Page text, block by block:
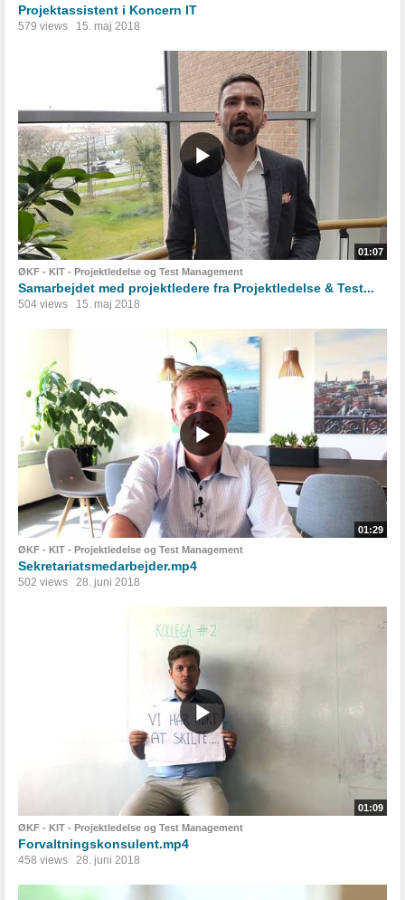
Projektassistent i Koncern IT
579 views 15. maj 2018
01:07
ØKF - KIT - Projektledelse og Test Management
Samarbejdet med projektledere fra Projektledelse & Test...
504 views 15. maj 2018
01:29
ØKF - KIT - Projektledelse og Test Management
Sekretariatsmedarbejder.mp4
502 views 28. juni 2018
01:09
ØKF - KIT - Projektledelse og Test Management
Forvaltningskonsulent.mp4
458 views 28. juni 2018